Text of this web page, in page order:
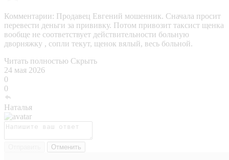
Комментарии: Продавец Евгений мошенник. Сначала просит
перевести деньги за прививку. Потом привозит таксист щенка
вообще не соответствует действительности больную
дворняжку , сопли текут, щенок вялый, весь больной.
Читать полностью Скрыть
24 мая 2026
0
0
Наталья
Отменить